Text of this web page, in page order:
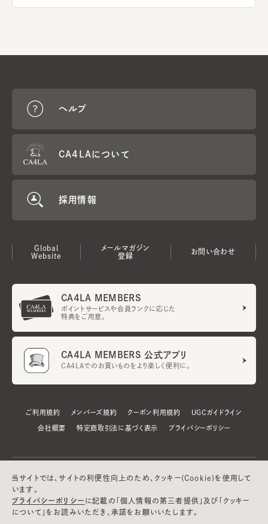
ヘルプ
CA4LAについて
採用情報
Global
Website
メールマガジン
登録
お問い合わせ
CA4LA MEMBERS
ポイントサービスや会員ランクに応じた
特典をご用意。
CA4LA MEMBERS 公式アプリ
CA4LAでのお買いものをより楽しく便利に。
ご利用規約 メンバーズ規約 クーポン利用規約 UGCガイドライン
会社概要 特定商取引法に基づく表示 プライバシーポリシー
当サイトでは、サイトの利便性向上のため、クッキー(Cookie)を使用して
います。
プライバシーポリシー に記載の「個人情報の第三者提供」及び「クッキー
について」をお読みいただき、承諾をお願いいたします。